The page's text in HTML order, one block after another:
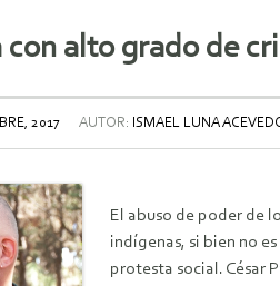
con alto grado de
2017 AUTOR: ISMAEL LUNA
El abuso de poder de
indígenas, si bien no
protesta social. César